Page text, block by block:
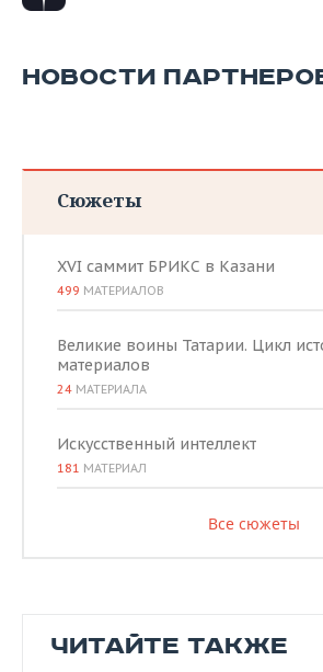
НОВОСТИ
Сюжеты
XVI саммит БРИКС в Казани
499 МАТЕРИАЛОВ
Великие воины Татарии. Цикл
материалов
24 МАТЕРИАЛА
Искусственный интеллект
181 МАТЕРИАЛ
Все сюжеты
ЧИТАЙТЕ ТАКЖЕ